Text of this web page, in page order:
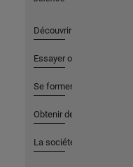
Découvrir les produits
Essayer ou acheter
Se former
Obtenir de l'aide
La société